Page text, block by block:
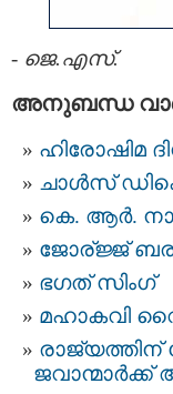
- ജെ.എസ്.
അനുബന്ധ
ഹിരോഷിമ
ചാള്‍സ്‌
കെ. ആര്‍.
ജോര്ജ്ജ്
ഭഗത് സിംഗ്
മഹാകവി
രാജ്യത്തിന്
ജവാന്മാര്‍ക്ക്‌